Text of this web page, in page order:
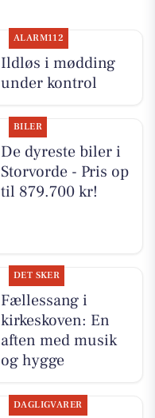
ALARM112
Ildløs i mødding
under kontrol
BILER
De dyreste biler i
Storvorde - Pris op
til 879.700 kr!
DET SKER
Fællessang i
kirkeskoven: En
aften med musik
og hygge
DAGLIGVARER